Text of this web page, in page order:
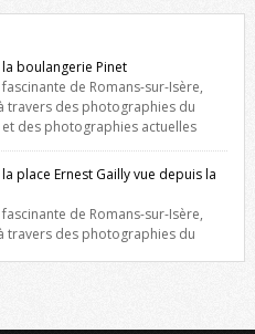
du couvent des Capucins !
boulangerie Pinet
de Romans-sur-Isère,
travers des photographies du
et des photographies actuelles
! A l’angle de la place Jean
d’Intermarché), à Romans. La
le […]
place Ernest Gailly vue depuis la
de Romans-sur-Isère,
travers des photographies du